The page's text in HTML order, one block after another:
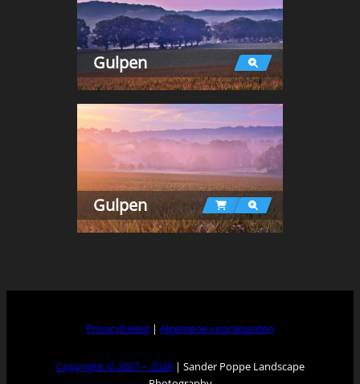
Gulpen
Gulpen
Privacybeleid | Algemene voorwaarden
Copyright © 2007 – 2026| Sander Poppe Landscape